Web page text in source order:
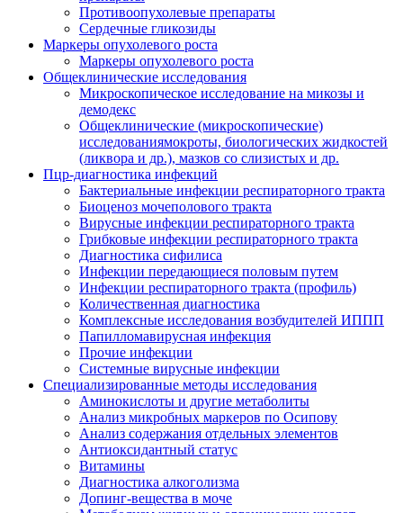
Противоопухолевые препараты
Сердечные гликозиды
Маркеры опухолевого роста
Маркеры опухолевого роста
Общеклинические исследования
Микроскопическое исследование на микозы и
демодекс
Общеклинические (микроскопические)
исследованиямокроты, биологических жидкостей
(ликвора и др.), мазков со слизистых и др.
Пцр-диагностика инфекций
Бактериальные инфекции респираторного тракта
Биоценоз мочеполового тракта
Вирусные инфекции респираторного тракта
Грибковые инфекции респираторного тракта
Диагностика сифилиса
Инфекции передающиеся половым путем
Инфекции респираторного тракта (профиль)
Количественная диагностика
Комплексные исследования возбудителей ИППП
Папилломавирусная инфекция
Прочие инфекции
Системные вирусные инфекции
Специализированные методы исследования
Аминокислоты и другие метаболиты
Анализ микробных маркеров по Осипову
Анализ содержания отдельных элементов
Антиоксидантный статус
Витамины
Диагностика алкоголизма
Допинг-вещества в моче